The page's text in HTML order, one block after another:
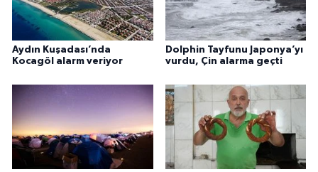
Aydın Kuşadası’nda
Kocagöl alarm veriyor
Dolphin Tayfunu Japonya’yı
vurdu, Çin alarma geçti